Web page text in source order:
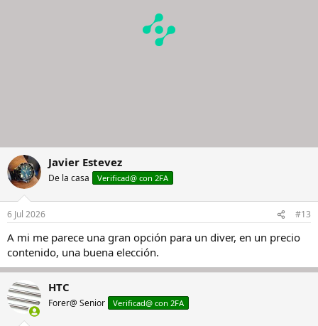
Javier Estevez
De la casa Verificad@ con 2FA
6 Jul 2026 #13
A mi me parece una gran opción para un diver, en un precio
contenido, una buena elección.
HTC
Forer@ Senior Verificad@ con 2FA